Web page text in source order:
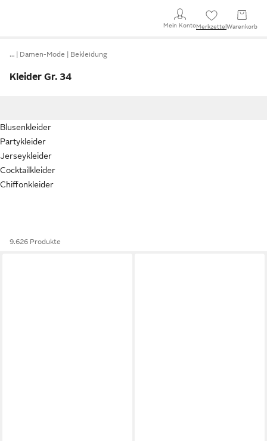
Mein KontoMerkzettel Warenkorb
… Damen-Mode Bekleidung
Kleider Gr. 34
Blusenkleider
Partykleider
Jerseykleider
Cocktailkleider
Chiffonkleider
9.626 Produkte